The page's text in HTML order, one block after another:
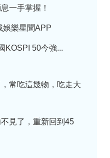
一手掌握！
娛樂星聞APP
KOSPI 50今強...
常吃這幾物，吃走大
見了，重新回到45